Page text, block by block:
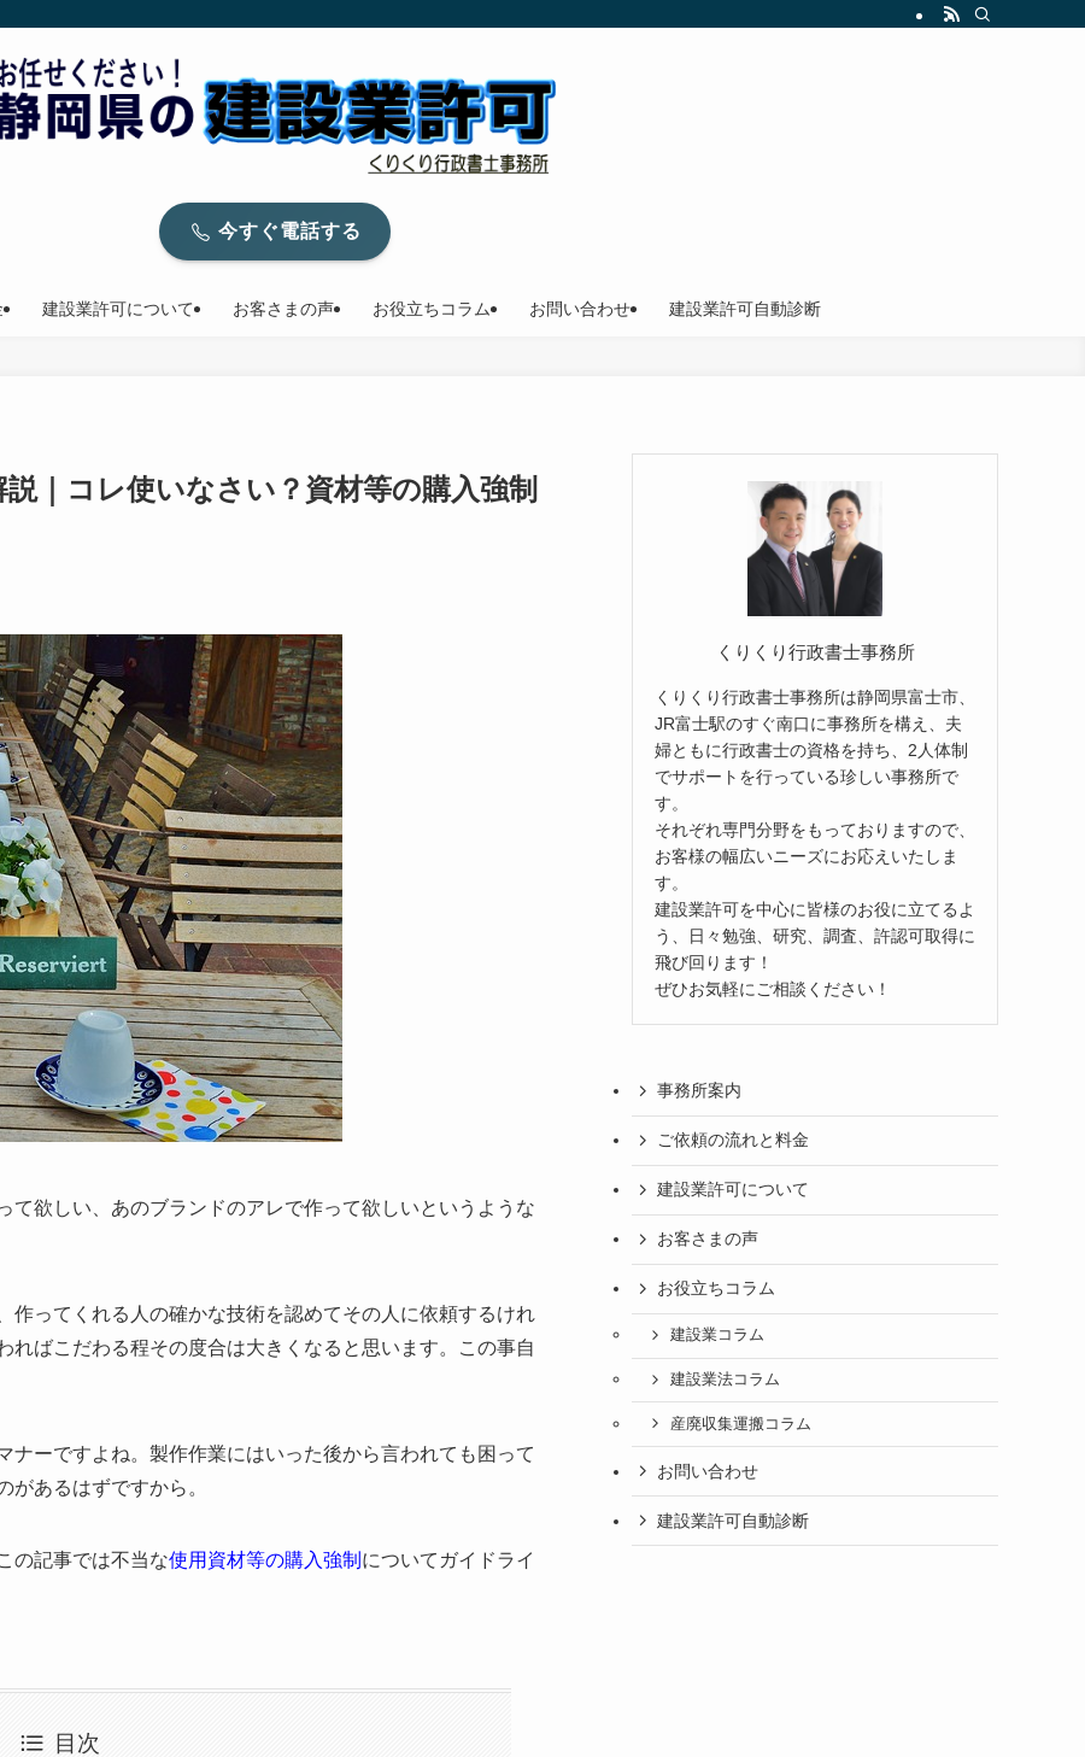
建設業許可について お客さまの声 お役立ちコラム お問い合わせ 建設業許可自動診断
今すぐ電話する
｜コレ使いなさい？資材等の購入強制
欲しい、あのブランドのアレで作って欲しいというような
作ってくれる人の確かな技術を認めてその人に依頼するけれ
ればこだわる程その度合は大きくなると思います。この事自
ナーですよね。製作作業にはいった後から言われても困って
があるはずですから。
の記事では不当な使用資材等の購入強制 についてガイドライ
目次
くりくり行政書士事務所
くりくり行政書士事務所は静岡県富士市、
JR富士駅のすぐ南口に事務所を構え、夫
婦ともに行政書士の資格を持ち、2人体制
でサポートを行っている珍しい事務所で
す。
それぞれ専門分野をもっておりますので、
お客様の幅広いニーズにお応えいたしま
す。
建設業許可を中心に皆様のお役に立てるよ
う、日々勉強、研究、調査、許認可取得に
飛び回ります！
ぜひお気軽にご相談ください！
事務所案内
ご依頼の流れと料金
建設業許可について
お客さまの声
お役立ちコラム
建設業コラム
建設業法コラム
産廃収集運搬コラム
お問い合わせ
建設業許可自動診断